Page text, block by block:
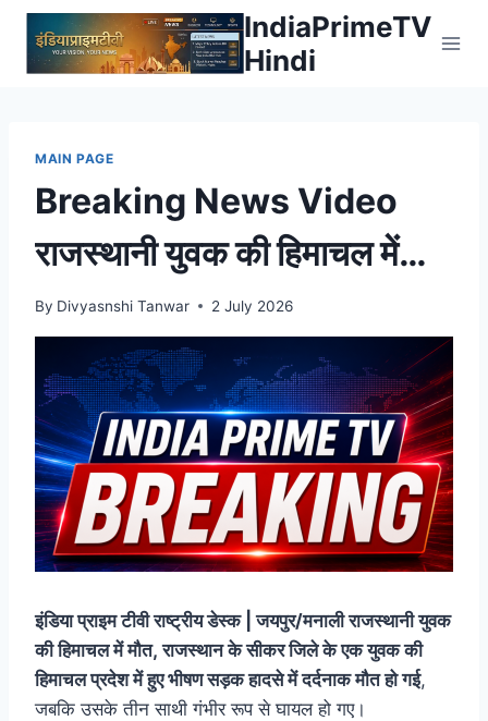
Skip
content
IndiaPrimeTV
Hindi
MAIN PAGE
Breaking News Video
राजस्थानी युवक की हिमाचल में
मौत, अटल टनल के पास हवा में
उड़ी स्कॉर्पियो पुल के सरियों में फंसी
By Divyasnshi Tanwar 2 July 2026
इंडिया प्राइम टीवी राष्ट्रीय डेस्क | जयपुर/मनाली राजस्थानी युवक
की हिमाचल में मौत,राजस्थान के सीकर जिले के एक युवक की
हिमाचल प्रदेश में हुए भीषण सड़क हादसे में दर्दनाक मौत हो गई,
जबकि उसके तीन साथी गंभीर रूप से घायल हो गए।